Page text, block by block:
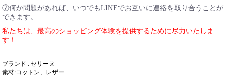
⑦何か問題があれば、いつでもLINEでお互いに連絡を取り合うことが
できます。
私たちは、最高のショッピング体験を提供するために尽力いたしま
す！
ブランド : セリーヌ
素材:コットン、レザー